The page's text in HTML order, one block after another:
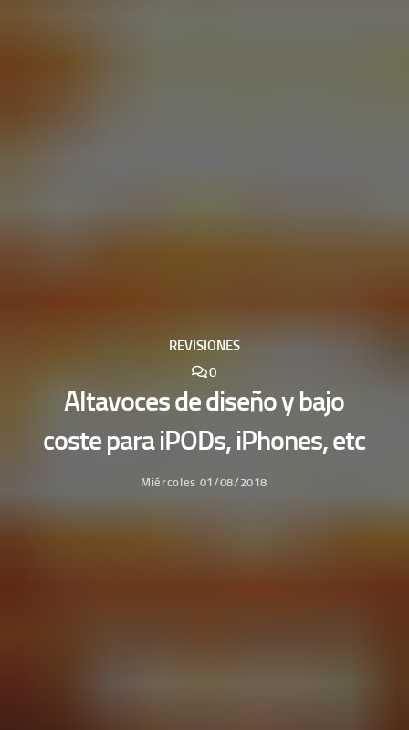
REVISIONES
0
Altavoces de diseño y bajo
coste para iPODs, iPhones, etc
Miércoles 01/08/2018